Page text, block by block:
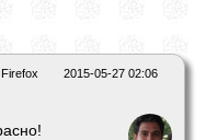
2015-05-27 02:06